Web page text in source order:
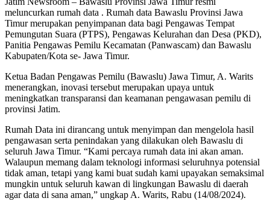
meluncurkan rumah data . Rumah data Bawaslu Provinsi Jawa
Timur merupakan penyimpanan data bagi Pengawas Tempat
Pemungutan Suara (PTPS), Pengawas Kelurahan dan Desa (PKD),
Panitia Pengawas Pemilu Kecamatan (Panwascam) dan Bawaslu
Kabupaten/Kota se- Jawa Timur.
Ketua Badan Pengawas Pemilu (Bawaslu) Jawa Timur, A. Warits
menerangkan, inovasi tersebut merupakan upaya untuk
meningkatkan transparansi dan keamanan pengawasan pemilu di
provinsi Jatim.
Rumah Data ini dirancang untuk menyimpan dan mengelola hasil
pengawasan serta penindakan yang dilakukan oleh Bawaslu di
seluruh Jawa Timur. “Kami percaya rumah data ini akan aman.
Walaupun memang dalam teknologi informasi seluruhnya potensial
tidak aman, tetapi yang kami buat sudah kami upayakan semaksimal
mungkin untuk seluruh kawan di lingkungan Bawaslu di daerah
agar data di sana aman,” ungkap A. Warits, Rabu (14/08/2024).